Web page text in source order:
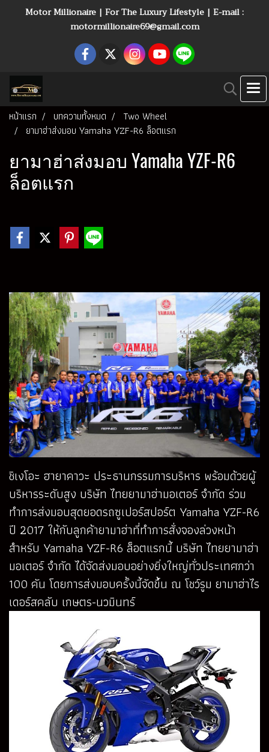
Motor Millionaire | For The Luxury Lifestyle | E-mail :
motormillionaire69@gmail.com
หน้าแรก บทความทั้งหมด
Two Wheel
ยามาฮ่าส่งมอบ Yamaha YZF-R6 ล็อตแรก
ยามาฮ่าส่งมอบ Yamaha YZF-R6
ล็อตแรก
ชิเงโอะ ฮายาคาวะ ประธานกรรมการบริหาร พร้อมด้วยผู้
บริหารระดับสูง บริษัท ไทยยามาฮ่ามอเตอร์ จำกัด ร่วม
ทำการส่งมอบสุดยอดรถซูเปอร์สปอร์ต Yamaha YZF-R6
ปี 2017 ให้กับลูกค้ายามาฮ่าที่ทำการสั่งจองล่วงหน้า
สำหรับ Yamaha YZF-R6 ล็อตแรกนี้ บริษัท ไทยยามาฮ่า
มอเตอร์ จำกัด ได้จัดส่งมอบอย่างยิ่งใหญ่ทั่วประเทศกว่า
100 คัน โดยการส่งมอบครั้งนี้จัดขึ้น ณ โชว์รูม ยามาฮ่าไร
เดอร์สคลับ เกษตร-นวมินทร์